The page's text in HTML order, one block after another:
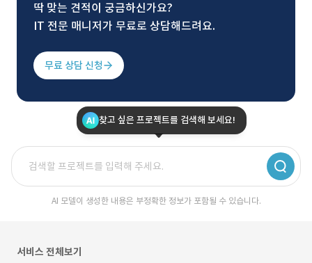
딱 맞는 견적이 궁금하신가요?
IT 전문 매니저가 무료로 상담해드려요.
무료 상담 신청
찾고 싶은 프로젝트를 검색해 보세요!
AI 모델이 생성한 내용은 부정확한 정보가 포함될 수 있습니다.
서비스 전체보기